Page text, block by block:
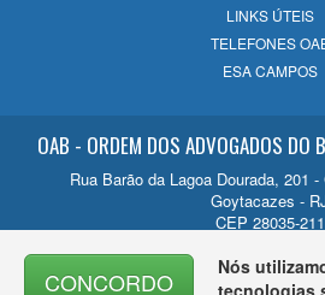
LINKS ÚTEIS
TELEFONES
ESA CAMPOS
OAB - ORDEM DOS ADVOGADOS DO
Rua Barão da Lagoa Dourada, 201
Goytacazes -
CEP 28035-211
(22) 2726-
CONCORDO
Nós
tecnologias